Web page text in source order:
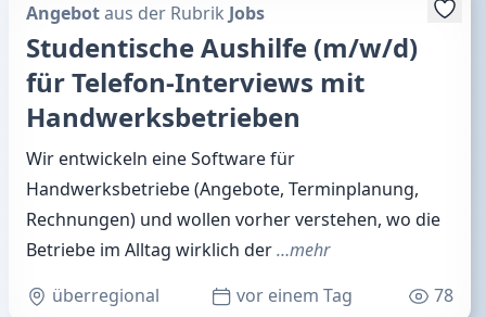
Angebotaus der Rubrik Jobs
Studentische Aushilfe (m/w/d)
für Telefon-Interviews mit
Handwerksbetrieben
Wir entwickeln eine Software für
Handwerksbetriebe (Angebote, Terminplanung,
Rechnungen) und wollen vorher verstehen, wo die
Betriebe im Alltag wirklich der…mehr
überregional
vor einem Tag 78